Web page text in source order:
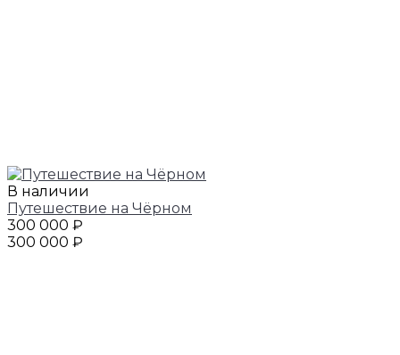
В наличии
Путешествие на Чёрном
300 000 ₽
300 000 ₽